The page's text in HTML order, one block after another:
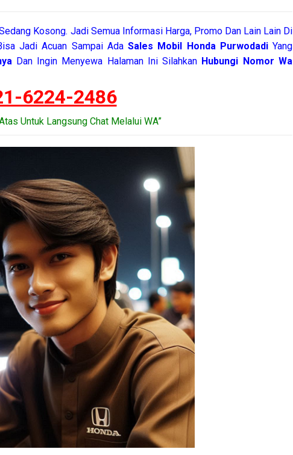
Kosong. Jadi Semua Informasi Harga, Promo Dan Lain Lain Di
Jadi Acuan Sampai Ada Sales Mobil Honda Purwodadi Yang
Dan Ingin Menyewa Halaman Ini Silahkan Hubungi Nomor Wa
6224-2486
Untuk Langsung Chat Melalui WA”